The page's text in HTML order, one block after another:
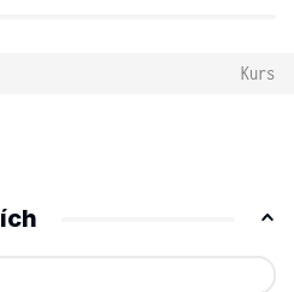
Kurs